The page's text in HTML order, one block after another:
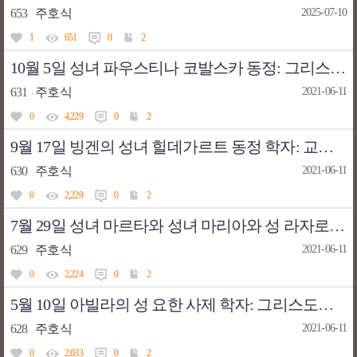
653 주호식 2025-07-10
1 651 0 2
10월 5일 성녀 파우스티나 코발스카 동정: 그리스도의 자비의 메시지
631 주호식 2021-06-11
0 4,229 0 2
9월 17일 빙겐의 성녀 힐데가르트 동정 학자: 교회의 모습
630 주호식 2021-06-11
0 2,229 0 2
7월 29일 성녀 마르타와 성녀 마리아와 성 라자로 기념: 우리 집에서는 사랑의 법으로 세 직무를 나누어 받습니다
629 주호식 2021-06-11
0 2,224 0 2
5월 10일 아빌라의 성 요한 사제 학자: 그리스도의 사랑은 언제나 아버지를 바라보시는 그분의 얼굴입니다
628 주호식 2021-06-11
0 2,033 0 2